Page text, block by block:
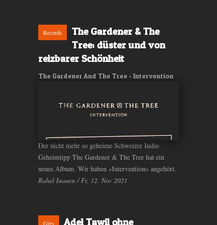
Records
The Gardener & The
Tree: düster und von
reizbarer Schönheit
The Gardener And The Tree - Intervention
Der nicht mehr so geheime Schweizer Indie-
Geheimtipp The Gardener & The Tree hat ein
neues Album. Wir haben «Intervention» angehört.
Rahel Inauen / Fr, 12. Nov 2021
Gigs
Adel Tawil ohne